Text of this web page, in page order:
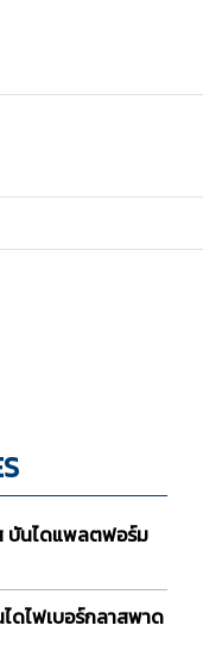
บันไดแพลตฟอร์ม
ดไฟเบอร์กลาสพาด